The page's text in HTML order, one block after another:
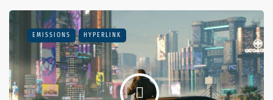
EMISSIONS HYPERLINK